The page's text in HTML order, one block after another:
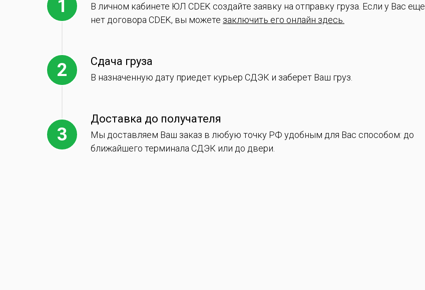
В личном кабинете ЮЛ CDEK создайте заявку на отправку груза. Если у Вас еще
нет договора CDEK, вы можете заключить его онлайн здесь.
Сдача груза
В назначенную дату приедет курьер СДЭК и заберет Ваш груз.
Доставка до получателя
Мы доставляем Ваш заказ в любую точку РФ удобным для Вас способом: до
ближайшего терминала СДЭК или до двери.